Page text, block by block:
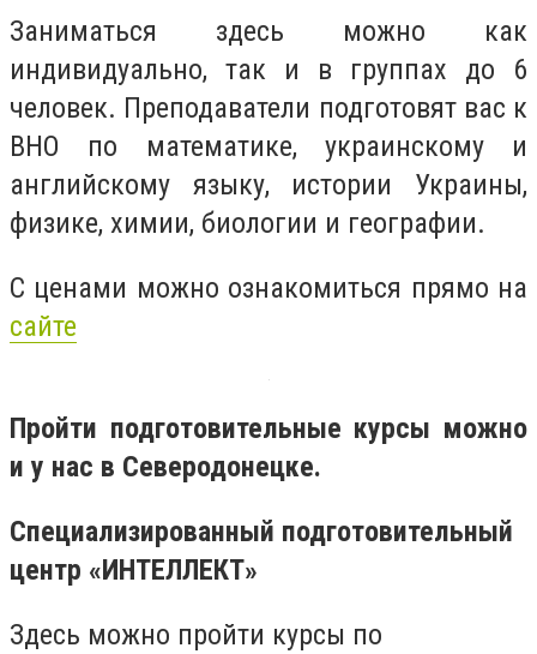
Заниматься здесь можно как
индивидуально, так и в группах до 6
человек. Преподаватели подготовят вас к
ВНО по математике, украинскому и
английскому языку, истории Украины,
физике, химии, биологии и географии.
С ценами можно ознакомиться прямо на
сайте
Пройти подготовительные курсы можно
и у нас в Северодонецке.
Специализированный подготовительный
центр «ИНТЕЛЛЕКТ»
Здесь можно пройти курсы по